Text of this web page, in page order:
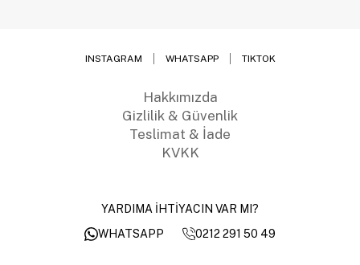
INSTAGRAM WHATSAPP TIKTOK
Hakkımızda
Gizlilik & Güvenlik
Teslimat & İade
KVKK
YARDIMA İHTİYACIN VAR MI?
WHATSAPP
0212 291 50 49